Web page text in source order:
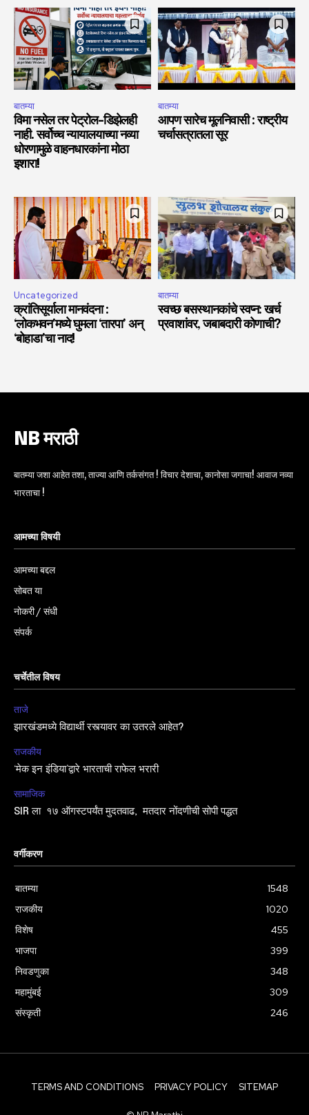
बातम्या
विमा नसेल तर पेट्रोल-डिझेलही
नाही. सर्वोच्च न्यायालयाच्या नव्या
धोरणामुळे वाहनधारकांना मोठा
इशारा!
बातम्या
आपण सारेच मूलनिवासी : राष्ट्रीय
चर्चासत्रातला सूर
Uncategorized
क्रांतिसूर्याला मानवंदना :
‘लोकभवन’मध्ये घुमला ‘तारपा’ अन्
‘बोहाडा’चा नाद!
बातम्या
स्वच्छ बसस्थानकांचे स्वप्न: खर्च
प्रवाशांवर, जबाबदारी कोणाची?
NB मराठी
बातम्या जशा आहेत तशा, ताज्या आणि तर्कसंगत ! विचार देशाचा, कानोसा जगाचा! आवाज नव्या
भारताचा !
आमच्या विषयी
आमच्या बद्दल
सोबत या
नोकरी / संधी
संपर्क
चर्चेतील विषय
ताजे
झारखंडमध्ये विद्यार्थी रस्त्यावर का उतरले आहेत?
राजकीय
‘मेक इन इंडिया’द्वारे भारताची राफेल भरारी
सामाजिक
SIR ला १७ ऑगस्टपर्यंत मुदतवाढ, मतदार नोंदणीची सोपी पद्धत
वर्गीकरण
बातम्या
1548
राजकीय
1020
विशेष
455
भाजपा
399
निवडणुका
348
महामुंबई
309
संस्कृती
246
TERMS AND CONDITIONS PRIVACY POLICY SITEMAP